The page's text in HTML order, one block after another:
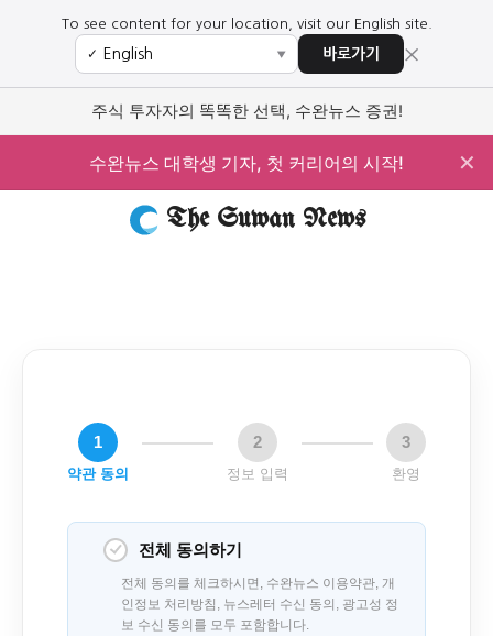
To see content for your location, visit our English site.
✓ ▼ 바로가기 ×
주식 투자자의 똑똑한 선택, 수완뉴스 증권!
수완뉴스 대학생 기자, 첫 커리어의 시작! ✕
The Suwan News
1
약관 동의
2
정보 입력
3
환영
전체 동의하기
전체 동의를 체크하시면, 수완뉴스 이용약관, 개
인정보 처리방침, 뉴스레터 수신 동의, 광고성 정
보 수신 동의를 모두 포함합니다.